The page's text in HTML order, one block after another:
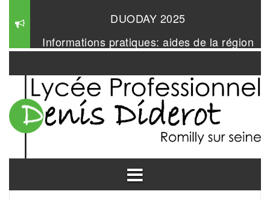
contenu
Informations pratiques: aides de la région
Mangabul 2026